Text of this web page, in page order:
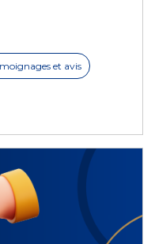
et avis